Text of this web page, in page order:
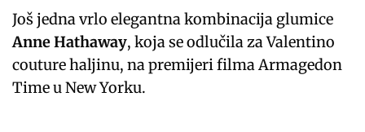
Još jedna vrlo elegantna kombinacija glumice
Anne Hathaway, koja se odlučila za Valentino
couture haljinu, na premijeri filma Armagedon
Time u New Yorku.